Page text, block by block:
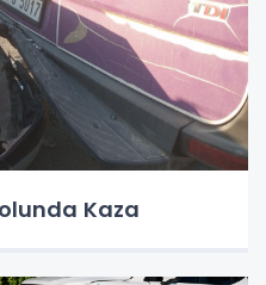
Kaza